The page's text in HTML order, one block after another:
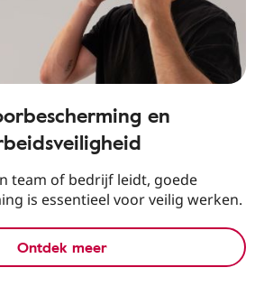
en
team of bedrijf leidt, goede
is essentieel voor veilig werken.
Ontdek meer